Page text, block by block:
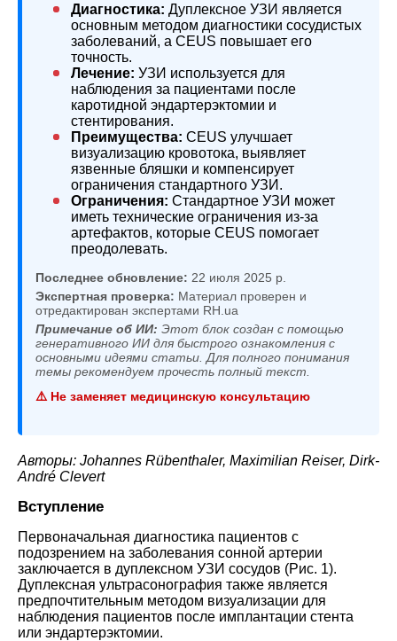
Диагностика: Дуплексное УЗИ является
основным методом диагностики сосудистых
заболеваний, а CEUS повышает его
точность.
Лечение: УЗИ используется для
наблюдения за пациентами после
каротидной эндартерэктомии и
стентирования.
Преимущества: CEUS улучшает
визуализацию кровотока, выявляет
язвенные бляшки и компенсирует
ограничения стандартного УЗИ.
Ограничения: Стандартное УЗИ может
иметь технические ограничения из-за
артефактов, которые CEUS помогает
преодолевать.
Последнее обновление: 22 июля 2025 р.
Экспертная проверка: Материал проверен и
отредактирован экспертами RH.ua
Примечание об ИИ: Этот блок создан с помощью
генеративного ИИ для быстрого ознакомления с
основными идеями статьи. Для полного понимания
темы рекомендуем прочесть полный текст.
⚠️ Не заменяет медицинскую консультацию
Авторы: Johannes Rübenthaler, Maximilian Reiser, Dirk-
André Clevert
Вступление
Первоначальная диагностика пациентов с
подозрением на заболевания сонной артерии
заключается в дуплексном УЗИ сосудов (Рис. 1).
Дуплексная ультрасонография также является
предпочтительным методом визуализации для
наблюдения пациентов после имплантации стента
или эндартерэктомии.